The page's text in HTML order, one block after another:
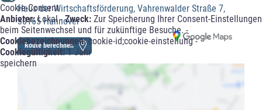
Cookie-Consent
Anbieter:Lokal -Zweck: Zur Speicherung Ihrer Consent-Einstellungen
beim Seitenwechsel und für zukünftige Besuche. -
Cookiebezeichnungen:cookie-id;cookie-einstellung -
Cookiegültigkeit:1 Jahr
speichern
Haus der Wirtschaftsförderung, Vahrenwalder Straße 7,
30165 Hannover
Route berechnen